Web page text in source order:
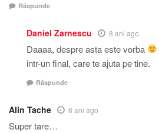
Răspunde
Daniel Zarnescu 8 ani ago
Daaaa, despre asta este vorba
intr-un final, care te ajuta pe tine.
Răspunde
Alin Tache 8 ani ago
Super tare…